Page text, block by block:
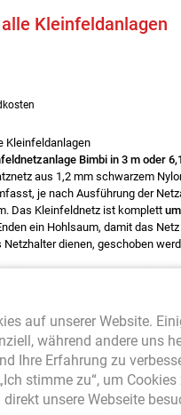
Kleinfeldanlagen
Kleinfeldanlagen
Bimbi in 3 m oder
aus 1,2 mm schwarzem
je nach Ausführung der
Das Kleinfeldnetz ist komplett
ein Hohlsaum, damit das
dienen, geschoben
1,5 mm starkem Polypropylen in
des Netztes ist quadratisch mit
sowie die Seitentasche von 76
unten ist ohne Bindung.
Alu:Dieses doppelt
aus 1,5 mm starke Polyproylen
quadratische Maschenweite von
auf unserer Website.
während andere uns
Ihre Erfahrung zu
stimme zu“, um Cookies
unsere Webseite